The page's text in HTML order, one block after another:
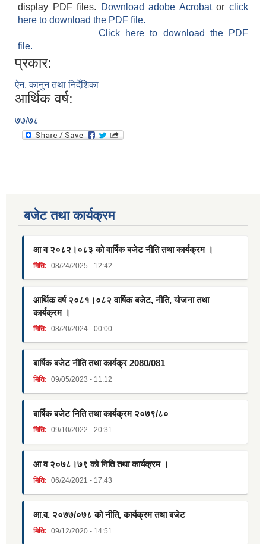
display PDF files.
Download adobe Acrobatorclick
here to download the PDF file.
Click here to download the PDF
file.
प्रकार:
ऐन, कानुन तथा निर्देशिका
आर्थिक वर्ष:
७७/७८
बजेट तथा कार्यक्रम
आ व २०८२।०८३ को वार्षिक बजेट नीति तथा कार्यक्रम ।
मिति: 08/24/2025 - 12:42
आर्थिक वर्ष २०८१।०८२ वार्षिक बजेट, नीति, योजना तथा
कार्यक्रम ।
मिति: 08/20/2024 - 00:00
बार्षिक बजेट नीति तथा कार्यक्र 2080/081
मिति: 09/05/2023 - 11:12
बार्षिक बजेट निति तथा कार्यक्रम २०७९/८०
मिति: 09/10/2022 - 20:31
आ व २०७८।७९ को निति तथा कार्यक्रम ।
मिति: 06/24/2021 - 17:43
आ.व. २०७७/०७८ को नीति, कार्यक्रम तथा बजेट
मिति: 09/12/2020 - 14:51